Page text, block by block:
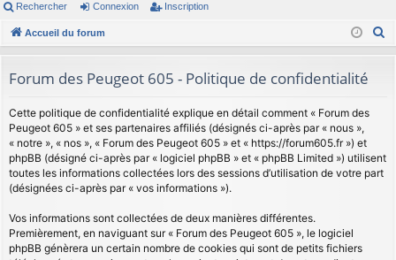
ac
co
ci
s
or
u
s
ne
on
cri
Rechercher Connexion Inscription
Accueil du forum
Forum des Peugeot 605 - Politique de confidentialité
Cette politique de confidentialité explique en détail comment « Forum des
Peugeot 605 » et ses partenaires affiliés (désignés ci-après par « nous »,
« notre », « nos », « Forum des Peugeot 605 » et « https://forum605.fr ») et
phpBB (désigné ci-après par « logiciel phpBB » et « phpBB Limited ») utilisent
toutes les informations collectées lors des sessions d’utilisation de votre part
(désignées ci-après par « vos informations »).
Vos informations sont collectées de deux manières différentes.
Premièrement, en naviguant sur « Forum des Peugeot 605 », le logiciel
phpBB génèrera un certain nombre de cookies qui sont de petits fichiers